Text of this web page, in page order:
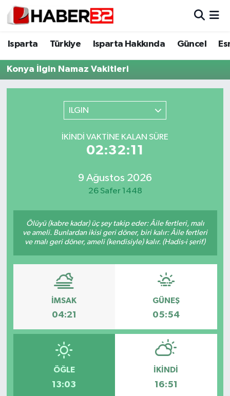
Isparta Türkiye Isparta Hakkında Güncel
Konya İlgin Namaz Vakitleri
ILGIN
İKINDI VAKTINE KALAN SÜRE
02:32:10
9 Ağustos 2026
26 Safer 1448
Ölüyü (kabre kadar) üç şey takip eder: Âile fertleri, malı
ve ameli. Bunlardan ikisi geri döner, biri kalır: Âile fertleri
ve malı geri döner, ameli (kendisiyle) kalır. (Hadis-i şerif)
İMSAK
04:21
GÜNEŞ
05:54
ÖĞLE
13:03
İKINDI
16:51
Isparta
Isparta Hakkında
Esnaf Diyor ki;
BİLİM VE TEKNOLOJİ
Güncel
HABERDE İNSAN
KÜLTÜR SANAT
Isparta Nöbetçi Eczaneler
Isparta Hava Durumu
Isparta Trafik Yoğunluk Haritası
Süper Lig Puan Durumu ve Fikstür
Tüm Manşetler